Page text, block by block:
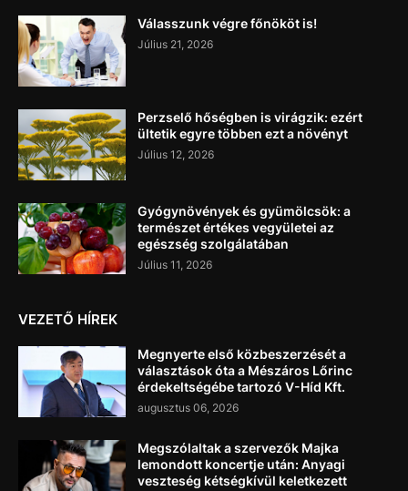
Válasszunk végre főnököt is!
Július 21, 2026
Perzselő hőségben is virágzik: ezért
ültetik egyre többen ezt a növényt
Július 12, 2026
Gyógynövények és gyümölcsök: a
természet értékes vegyületei az
egészség szolgálatában
Július 11, 2026
VEZETŐ HÍREK
Megnyerte első közbeszerzését a
választások óta a Mészáros Lőrinc
érdekeltségébe tartozó V-Híd Kft.
augusztus 06, 2026
Megszólaltak a szervezők Majka
lemondott koncertje után: Anyagi
veszteség kétségkívül keletkezett